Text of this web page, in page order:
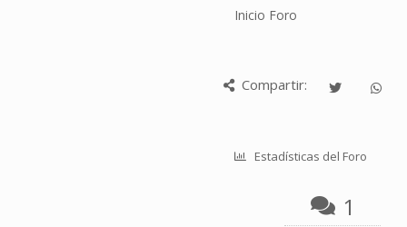
Inicio Foro
Compartir:
Estadísticas del Foro
1